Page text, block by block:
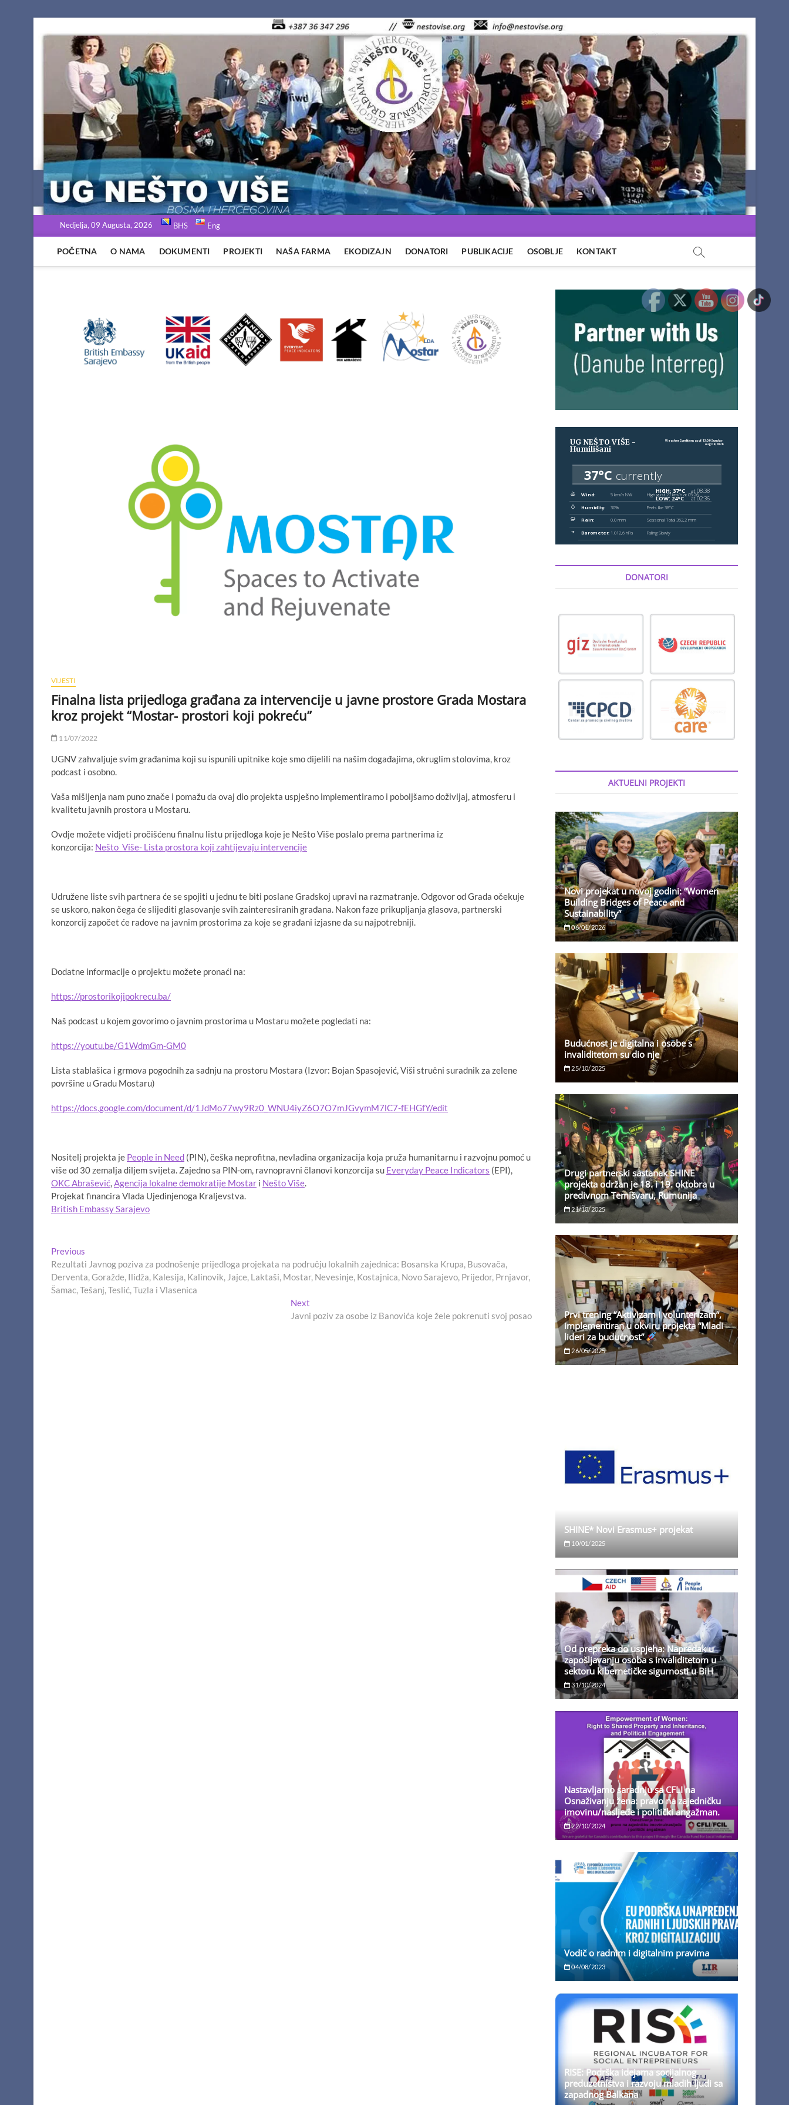
Nedjelja, 09 Augusta, 2026 BHS Eng
POČETNA O NAMA DOKUMENTI PROJEKTI NAŠA FARMA EKODIZAJN DONATORI PUBLIKACIJE OSOBLJE KONTAKT
VIJESTI
Finalna lista prijedloga građana za intervencije u javne prostore Grada Mostara
kroz projekt “Mostar- prostori koji pokreću”
11/07/2022
UGNV zahvaljuje svim građanima koji su ispunili upitnike koje smo dijelili na našim događajima, okruglim stolovima, kroz
podcast i osobno.
Vaša mišljenja nam puno znače i pomažu da ovaj dio projekta uspješno implementiramo i poboljšamo doživljaj, atmosferu i
kvalitetu javnih prostora u Mostaru.
Ovdje možete vidjeti pročišćenu finalnu listu prijedloga koje je Nešto Više poslalo prema partnerima iz
konzorcija: Nešto_Više- Lista prostora koji zahtijevaju intervencije
Udružene liste svih partnera će se spojiti u jednu te biti poslane Gradskoj upravi na razmatranje. Odgovor od Grada očekuje
se uskoro, nakon čega će slijediti glasovanje svih zainteresiranih građana. Nakon faze prikupljanja glasova, partnerski
konzorcij započet će radove na javnim prostorima za koje se građani izjasne da su najpotrebniji.
Dodatne informacije o projektu možete pronaći na:
https://prostorikojipokrecu.ba/
Naš podcast u kojem govorimo o javnim prostorima u Mostaru možete pogledati na:
https://youtu.be/G1WdmGm-GM0
Lista stablašica i grmova pogodnih za sadnju na prostoru Mostara (Izvor: Bojan Spasojević, Viši stručni suradnik za zelene
površine u Gradu Mostaru)
https://docs.google.com/document/d/1JdMo77wy9Rz0_WNU4iyZ6O7O7mJGvymM7lC7-fEHGfY/edit
Nositelj projekta je People in Need (PIN), češka neprofitna, nevladina organizacija koja pruža humanitarnu i razvojnu pomoć u
više od 30 zemalja diljem svijeta. Zajedno sa PIN-om, ravnopravni članovi konzorcija su Everyday Peace Indicators (EPI),
OKC Abrašević,Agencija lokalne demokratije Mostar i Nešto Više.
Projekat financira Vlada Ujedinjenoga Kraljevstva.
British Embassy Sarajevo
Navigacija
članaka
Previous
post:
Rezultati Javnog poziva za podnošenje prijedloga projekata na području lokalnih zajednica: Bosanska Krupa, Busovača,
Derventa, Goražde, Ilidža, Kalesija, Kalinovik, Jajce, Laktaši, Mostar, Nevesinje, Kostajnica, Novo Sarajevo, Prijedor, Prnjavor,
Šamac, Tešanj, Teslić, Tuzla i Vlasenica
Next
post:
Javni poziv za osobe iz Banovića koje žele pokrenuti svoj posao
DONATORI
AKTUELNI PROJEKTI
Novi projekat u novoj godini: “Women
Building Bridges of Peace and
Sustainability”
06/01/2026
Budućnost je digitalna i osobe s
invaliditetom su dio nje
25/10/2025
Drugi partnerski sastanak SHINE
projekta održan je 18. i 19. oktobra u
predivnom Temišvaru, Rumunija
21/10/2025
Prvi trening “Aktivizam i volunterizam”,
implementiran u okviru projekta “Mladi
lideri za budućnost”
26/05/2025
SHINE* Novi Erasmus+ projekat
10/01/2025
Od prepreka do uspjeha: Napredak u
zapošljavanju osoba s invaliditetom u
sektoru kibernetičke sigurnosti u BiH
31/10/2024
Nastavljamo saradnju sa CFLI na
Osnaživanju žena: pravo na zajedničku
imovinu/nasljeđe i politički angažman.
22/10/2024
Vodič o radnim i digitalnim pravima
04/08/2023
RISE: Podrška idejama socijalnog
preduzetništva i razvoju mladih ljudi sa
zapadnog Balkana